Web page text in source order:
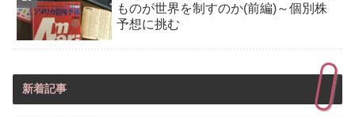
ものが世界を制すのか(前編)～個別株
予想に挑む
新着記事